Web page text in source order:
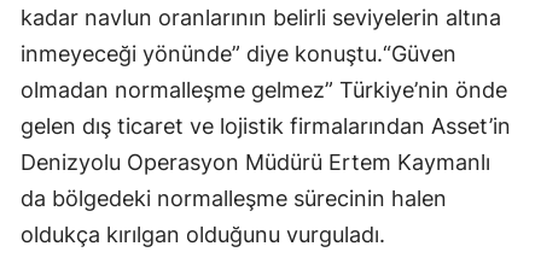
kadar navlun oranlarının belirli seviyelerin altına
inmeye­ceği yönünde” diye konuştu.“Güven
olmadan normalleşme gelmez” Türkiye’nin önde
gelen dış tica­ret ve lojistik firmalarından As­set’in
Denizyolu Operasyon Mü­dürü Ertem Kaymanlı
da bölgede­ki normalleşme sürecinin halen
oldukça kırılgan olduğunu vurgu­ladı.